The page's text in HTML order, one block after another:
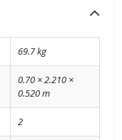
69.7 kg
0.70 × 2.210 ×
0.520 m
2